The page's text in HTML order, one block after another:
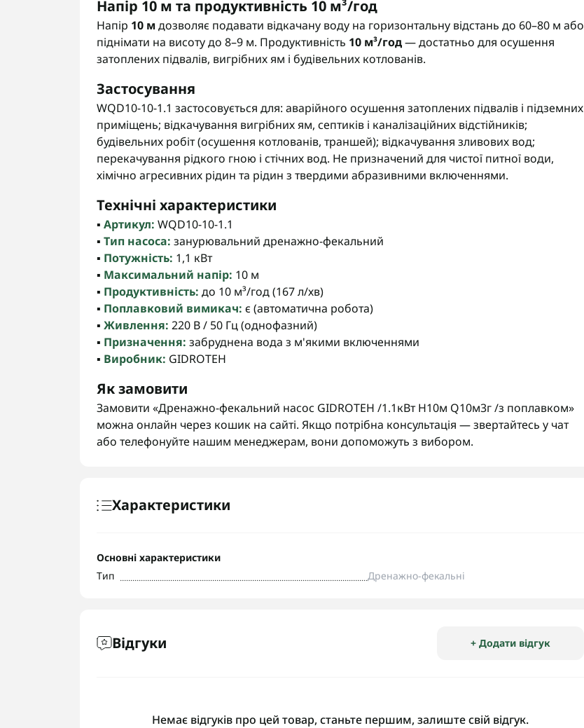
Напір 10 м та продуктивність 10 м³/год
Напір 10 мдозволяє подавати відкачану воду на горизонтальну відстань до 60–80 м або
піднімати на висоту до 8–9 м. Продуктивність 10 м³/год— достатньо для осушення
затоплених підвалів, вигрібних ям і будівельних котлованів.
Застосування
WQD10-10-1.1 застосовується для: аварійного осушення затоплених підвалів і підземних
приміщень; відкачування вигрібних ям, септиків і каналізаційних відстійників;
будівельних робіт (осушення котлованів, траншей); відкачування зливових вод;
перекачування рідкого гною і стічних вод. Не призначений для чистої питної води,
хімічно агресивних рідин та рідин з твердими абразивними включеннями.
Технічні характеристики
▪️ Артикул: WQD10-10-1.1
▪️ Тип насоса: занурювальний дренажно-фекальний
▪️ Потужність: 1,1 кВт
▪️ Максимальний напір: 10 м
▪️ Продуктивність: до 10 м³/год (167 л/хв)
▪️ Поплавковий вимикач: є (автоматична робота)
▪️ Живлення: 220 В / 50 Гц (однофазний)
▪️ Призначення: забруднена вода з м'якими включеннями
▪️ Виробник: GIDROTEH
Як замовити
Замовити «Дренажно-фекальний насос GIDROTEH /1.1кВт H10м Q10м3г /з поплавком»
можна онлайн через кошик на сайті. Якщо потрібна консультація — звертайтесь у чат
або телефонуйте нашим менеджерам, вони допоможуть з вибором.
Характеристики
Основні характеристики
Тип
Дренажно-фекальні
Відгуки + Додати відгук
Немає відгуків про цей товар, станьте першим, залиште свій відгук.